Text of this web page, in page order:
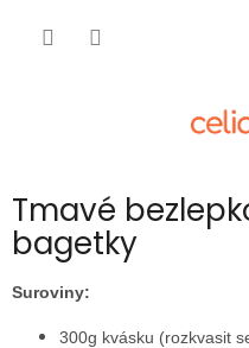
Tmavé
bagetky
Suroviny:
300g kvásku (rozkvasit